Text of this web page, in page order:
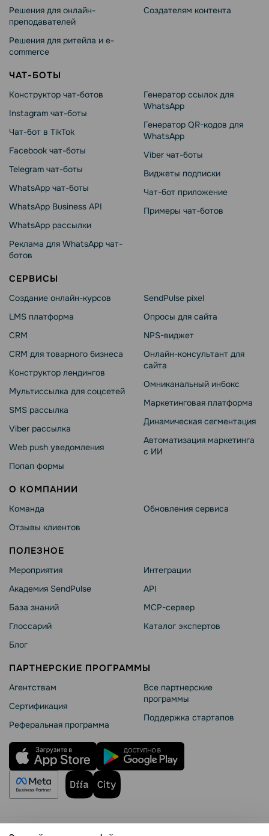
Решения для онлайн-
преподавателей
Решения для ритейла и e-
commerce
Создателям контента
ЧАТ-БОТЫ
Конструктор чат-ботов
Instagram чат-боты
Чат-бот в TikTok
Facebook чат-боты
Telegram чат-боты
WhatsApp чат-боты
WhatsApp Business API
WhatsApp рассылки
Реклама для WhatsApp чат-
ботов
Генератор ссылок для
WhatsApp
Генератор QR-кодов для
WhatsApp
Viber чат-боты
Виджеты подписки
Чат-бот приложение
Примеры чат-ботов
СЕРВИСЫ
Создание онлайн-курсов
LMS платформа
CRM
CRM для товарного бизнеса
Конструктор лендингов
Мультиссылка для соцсетей
SMS рассылка
Viber рассылка
Web push уведомления
Попап формы
SendPulse pixel
Опросы для сайта
NPS-виджет
Онлайн-консультант для
сайта
Омниканальный инбокс
Маркетинговая платформа
Динамическая сегментация
Автоматизация маркетинга
с ИИ
О КОМПАНИИ
Команда
Отзывы клиентов
Обновления сервиса
ПОЛЕЗНОЕ
Мероприятия
Академия SendPulse
База знаний
Глоссарий
Блог
Интеграции
API
MCP-сервер
Каталог экспертов
ПАРТНЕРСКИЕ ПРОГРАММЫ
Агентствам
Сертификация
Реферальная программа
Все партнерские
программы
Поддержка стартапов